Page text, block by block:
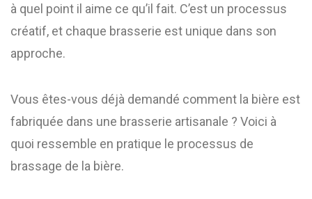
à quel point il aime ce qu’il fait. C’est un processus
créatif, et chaque brasserie est unique dans son
approche.
Vous êtes-vous déjà demandé comment la bière est
fabriquée dans une brasserie artisanale ? Voici à
quoi ressemble en pratique le processus de
brassage de la bière.